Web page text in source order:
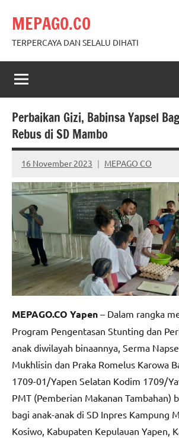
content
MEPAGO.CO
TERPERCAYA DAN SELALU DIHATI
Perbaikan Gizi, Babinsa Yapsel
Rebus di SD Mambo
16 November 2023 MEPAGO CO
No
comments
MEPAGO.CO Yapen – Dalam rangka
Program Pengentasan Stunting dan
anak diwilayah binaannya, Serma
Mukhlisin dan Praka Romelus Karowa
1709-01/Yapen Selatan Kodim 1709/
PMT (Pemberian Makanan Tambahan)
bagi anak-anak di SD Inpres Kampung
Kosiwo, Kabupaten Kepulauan Yapen,